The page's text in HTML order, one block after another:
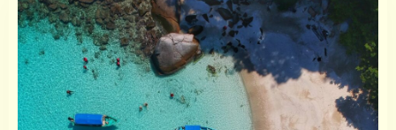
ΕΠΙΚΟΙΝΩΝΙΑ